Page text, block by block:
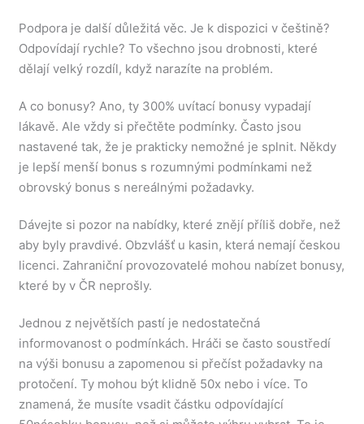
Podpora je další důležitá věc. Je k dispozici v češtině?
Odpovídají rychle? To všechno jsou drobnosti, které
dělají velký rozdíl, když narazíte na problém.
A co bonusy? Ano, ty 300% uvítací bonusy vypadají
lákavě. Ale vždy si přečtěte podmínky. Často jsou
nastavené tak, že je prakticky nemožné je splnit. Někdy
je lepší menší bonus s rozumnými podmínkami než
obrovský bonus s nereálnými požadavky.
Dávejte si pozor na nabídky, které znějí příliš dobře, než
aby byly pravdivé. Obzvlášť u kasin, která nemají českou
licenci. Zahraniční provozovatelé mohou nabízet bonusy,
které by v ČR neprošly.
Jednou z největších pastí je nedostatečná
informovanost o podmínkách. Hráči se často soustředí
na výši bonusu a zapomenou si přečíst požadavky na
protočení. Ty mohou být klidně 50x nebo i více. To
znamená, že musíte vsadit částku odpovídající